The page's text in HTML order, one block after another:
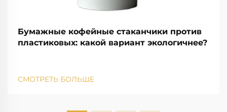
Бумажные кофейные стаканчики против
пластиковых: какой вариант экологичнее?
СМОТРЕТЬ БОЛЬШЕ